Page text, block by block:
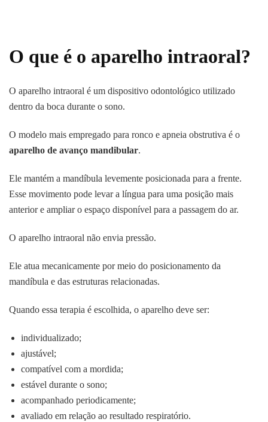
O que é o aparelho intraoral?
O aparelho intraoral é um dispositivo odontológico utilizado
dentro da boca durante o sono.
O modelo mais empregado para ronco e apneia obstrutiva é o
aparelho de avanço mandibular.
Ele mantém a mandíbula levemente posicionada para a frente.
Esse movimento pode levar a língua para uma posição mais
anterior e ampliar o espaço disponível para a passagem do ar.
O aparelho intraoral não envia pressão.
Ele atua mecanicamente por meio do posicionamento da
mandíbula e das estruturas relacionadas.
Quando essa terapia é escolhida, o aparelho deve ser:
individualizado;
ajustável;
compatível com a mordida;
estável durante o sono;
acompanhado periodicamente;
avaliado em relação ao resultado respiratório.